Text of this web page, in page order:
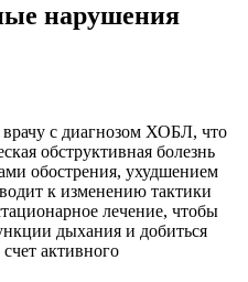
нарушения
с диагнозом ХОБЛ, что
обструктивная болезнь
обострения, ухудшением
к изменению тактики
лечение, чтобы
дыхания и добиться
активного